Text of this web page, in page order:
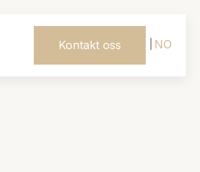
Kontakt oss NO